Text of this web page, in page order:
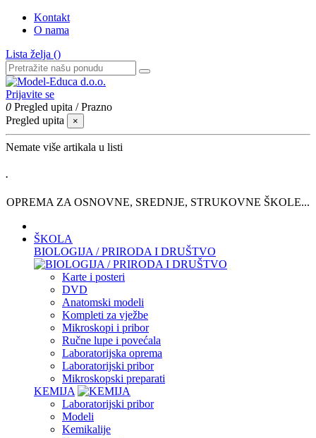
Kontakt
O nama
Lista želja ()
Prijavite se
0 Pregled upita /Prazno
Pregled upita
×
Nemate više artikala u listi
.
OPREMA ZA OSNOVNE, SREDNJE, STRUKOVNE ŠKOLE...
ŠKOLA
BIOLOGIJA / PRIRODA I DRUŠTVO
Karte i posteri
DVD
Anatomski modeli
Kompleti za vježbe
Mikroskopi i pribor
Ručne lupe i povećala
Laboratorijska oprema
Laboratorijski pribor
Mikroskopski preparati
KEMIJA
Laboratorijski pribor
Modeli
Kemikalije